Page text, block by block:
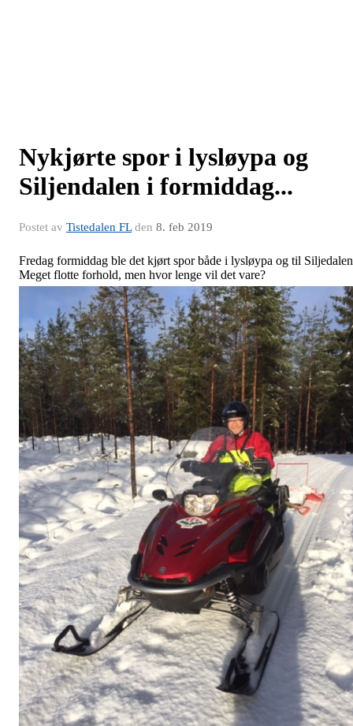
Nykjørte spor i lysløypa og
Siljendalen i formiddag...
Postet av Tistedalen FLden 8. feb 2019
Fredag formiddag ble det kjørt spor både i lysløypa og til
Meget flotte forhold, men hvor lenge vil det vare?